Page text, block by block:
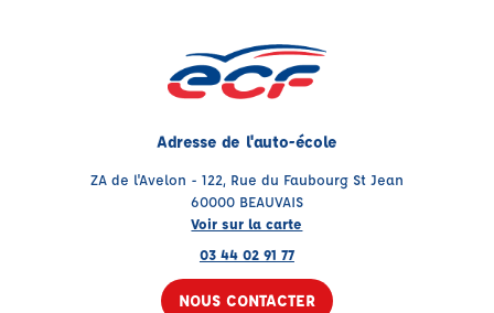
Adresse de l'auto-école
ZA de l'Avelon - 122, Rue du Faubourg St Jean
60000 BEAUVAIS
Voir sur la carte
03 44 02 91 77
NOUS CONTACTER